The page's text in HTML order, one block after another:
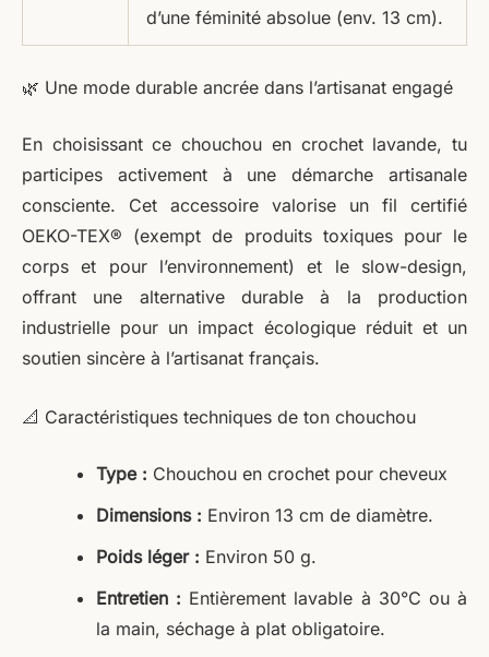
d’une féminité absolue (env. 13 cm).
🌿 Une mode durable ancrée dans l’artisanat engagé
En choisissant ce chouchou en crochet lavande, tu
participes activement à une démarche artisanale
consciente. Cet accessoire valorise un fil certifié
OEKO-TEX® (exempt de produits toxiques pour le
corps et pour l’environnement) et le slow-design,
offrant une alternative durable à la production
industrielle pour un impact écologique réduit et un
soutien sincère à l’artisanat français.
📐 Caractéristiques techniques de ton chouchou
Type : Chouchou en crochet pour cheveux
Dimensions : Environ 13 cm de diamètre.
Poids léger : Environ 50 g.
Entretien : Entièrement lavable à 30°C ou à
la main, séchage à plat obligatoire.